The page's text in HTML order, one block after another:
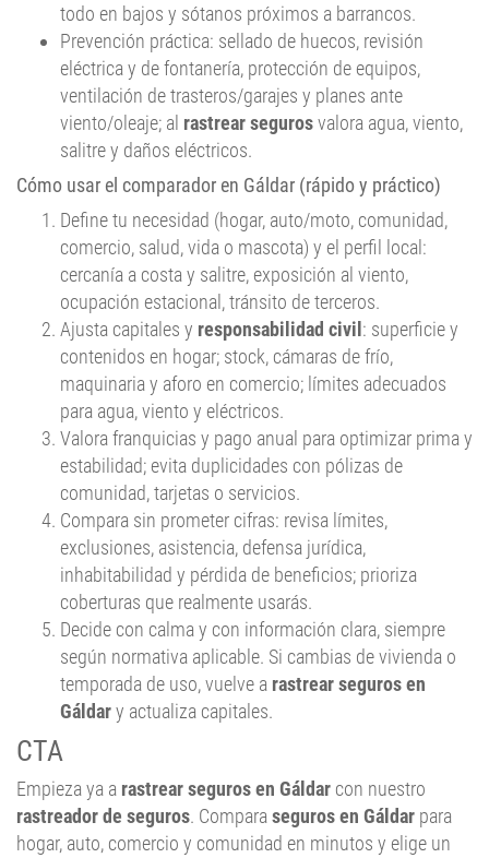
todo en bajos y sótanos próximos a barrancos.
Prevención práctica: sellado de huecos, revisión
eléctrica y de fontanería, protección de equipos,
ventilación de trasteros/garajes y planes ante
viento/oleaje; al rastrear segurosvalora agua, viento,
salitre y daños eléctricos.
Cómo usar el comparador en Gáldar (rápido y práctico)
Define tu necesidad (hogar, auto/moto, comunidad,
comercio, salud, vida o mascota) y el perfil local:
cercanía a costa y salitre, exposición al viento,
ocupación estacional, tránsito de terceros.
Ajusta capitales y responsabilidad civil : superficie y
contenidos en hogar; stock, cámaras de frío,
maquinaria y aforo en comercio; límites adecuados
para agua, viento y eléctricos.
Valora franquicias y pago anual para optimizar prima y
estabilidad; evita duplicidades con pólizas de
comunidad, tarjetas o servicios.
Compara sin prometer cifras: revisa límites,
exclusiones, asistencia, defensa jurídica,
inhabitabilidad y pérdida de beneficios; prioriza
coberturas que realmente usarás.
Decide con calma y con información clara, siempre
según normativa aplicable. Si cambias de vivienda o
temporada de uso, vuelve a rastrear seguros en
Gáldary actualiza capitales.
CTA
Empieza ya a rastrear seguros en Gáldar con nuestro
rastreador de seguros. Comparaseguros en Gáldar para
hogar, auto, comercio y comunidad en minutos y elige un